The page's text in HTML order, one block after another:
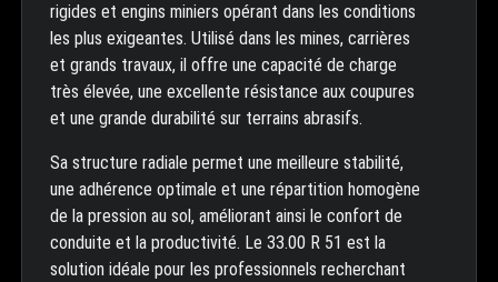
rigides et engins miniers opérant dans les conditions
les plus exigeantes. Utilisé dans les mines, carrières
et grands travaux, il offre une capacité de charge
très élevée, une excellente résistance aux coupures
et une grande durabilité sur terrains abrasifs.
Sa structure radiale permet une meilleure stabilité,
une adhérence optimale et une répartition homogène
de la pression au sol, améliorant ainsi le confort de
conduite et la productivité. Le 33.00 R 51 est la
solution idéale pour les professionnels recherchant